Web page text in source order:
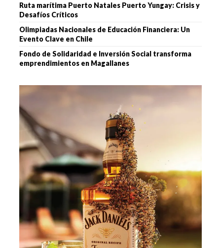
Ruta marítima Puerto Natales Puerto Yungay: Crisis y
Desafíos Críticos
Olimpiadas Nacionales de Educación Financiera: Un
Evento Clave en Chile
Fondo de Solidaridad e Inversión Social transforma
emprendimientos en Magallanes